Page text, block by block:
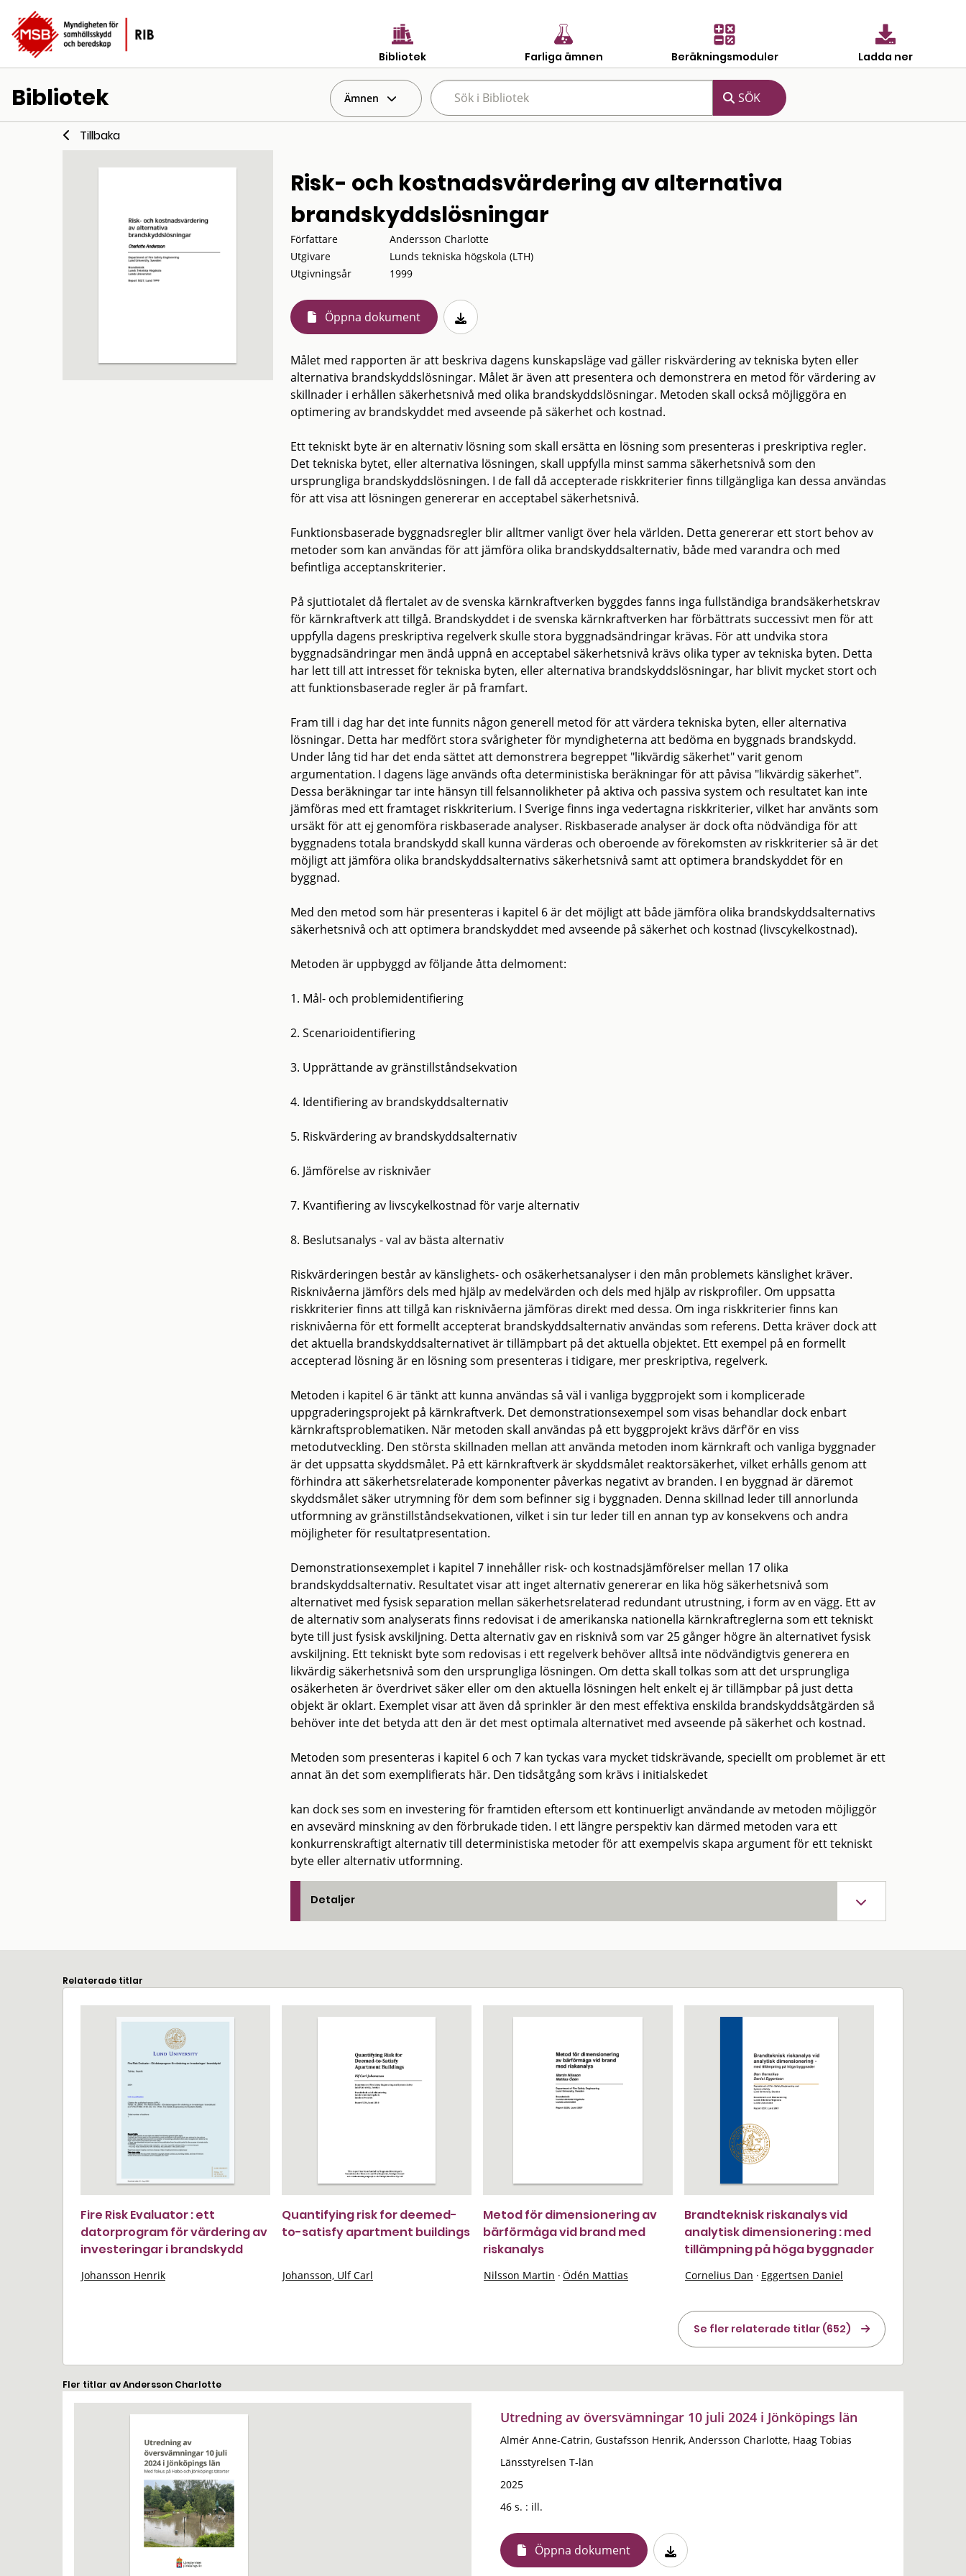
Bibliotek Farliga ämnen Beräkningsmoduler Ladda ner
Bibliotek Ämnen
Tillbaka
Risk- och kostnadsvärdering av alternativa
brandskyddslösningar
Författare
Andersson Charlotte
Utgivare
Lunds tekniska högskola (LTH)
Utgivningsår
1999
Öppna dokument
Målet med rapporten är att beskriva dagens kunskapsläge vad gäller riskvärdering av tekniska byten eller
alternativa brandskyddslösningar. Målet är även att presentera och demonstrera en metod för värdering av
skillnader i erhållen säkerhetsnivå med olika brandskyddslösningar. Metoden skall också möjliggöra en
optimering av brandskyddet med avseende på säkerhet och kostnad.
Ett tekniskt byte är en alternativ lösning som skall ersätta en lösning som presenteras i preskriptiva regler.
Det tekniska bytet, eller alternativa lösningen, skall uppfylla minst samma säkerhetsnivå som den
ursprungliga brandskyddslösningen. I de fall då accepterade riskkriterier finns tillgängliga kan dessa användas
för att visa att lösningen genererar en acceptabel säkerhetsnivå.
Funktionsbaserade byggnadsregler blir alltmer vanligt över hela världen. Detta genererar ett stort behov av
metoder som kan användas för att jämföra olika brandskyddsalternativ, både med varandra och med
befintliga acceptanskriterier.
På sjuttiotalet då flertalet av de svenska kärnkraftverken byggdes fanns inga fullständiga brandsäkerhetskrav
för kärnkraftverk att tillgå. Brandskyddet i de svenska kärnkraftverken har förbättrats successivt men för att
uppfylla dagens preskriptiva regelverk skulle stora byggnadsändringar krävas. För att undvika stora
byggnadsändringar men ändå uppnå en acceptabel säkerhetsnivå krävs olika typer av tekniska byten. Detta
har lett till att intresset för tekniska byten, eller alternativa brandskyddslösningar, har blivit mycket stort och
att funktionsbaserade regler är på framfart.
Fram till i dag har det inte funnits någon generell metod för att värdera tekniska byten, eller alternativa
lösningar. Detta har medfört stora svårigheter för myndigheterna att bedöma en byggnads brandskydd.
Under lång tid har det enda sättet att demonstrera begreppet "likvärdig säkerhet" varit genom
argumentation. I dagens läge används ofta deterministiska beräkningar för att påvisa "likvärdig säkerhet".
Dessa beräkningar tar inte hänsyn till felsannolikheter på aktiva och passiva system och resultatet kan inte
jämföras med ett framtaget riskkriterium. I Sverige finns inga vedertagna riskkriterier, vilket har använts som
ursäkt för att ej genomföra riskbaserade analyser. Riskbaserade analyser är dock ofta nödvändiga för att
byggnadens totala brandskydd skall kunna värderas och oberoende av förekomsten av riskkriterier så är det
möjligt att jämföra olika brandskyddsalternativs säkerhetsnivå samt att optimera brandskyddet för en
byggnad.
Med den metod som här presenteras i kapitel 6 är det möjligt att både jämföra olika brandskyddsalternativs
säkerhetsnivå och att optimera brandskyddet med avseende på säkerhet och kostnad (livscykelkostnad).
Metoden är uppbyggd av följande åtta delmoment:
1. Mål- och problemidentifiering
2. Scenarioidentifiering
3. Upprättande av gränstillståndsekvation
4. Identifiering av brandskyddsalternativ
5. Riskvärdering av brandskyddsalternativ
6. Jämförelse av risknivåer
7. Kvantifiering av livscykelkostnad för varje alternativ
8. Beslutsanalys - val av bästa alternativ
Riskvärderingen består av känslighets- och osäkerhetsanalyser i den mån problemets känslighet kräver.
Risknivåerna jämförs dels med hjälp av medelvärden och dels med hjälp av riskprofiler. Om uppsatta
riskkriterier finns att tillgå kan risknivåerna jämföras direkt med dessa. Om inga riskkriterier finns kan
risknivåerna för ett formellt accepterat brandskyddsalternativ användas som referens. Detta kräver dock att
det aktuella brandskyddsalternativet är tillämpbart på det aktuella objektet. Ett exempel på en formellt
accepterad lösning är en lösning som presenteras i tidigare, mer preskriptiva, regelverk.
Metoden i kapitel 6 är tänkt att kunna användas så väl i vanliga byggprojekt som i komplicerade
uppgraderingsprojekt på kärnkraftverk. Det demonstrationsexempel som visas behandlar dock enbart
kärnkraftsproblematiken. När metoden skall användas på ett byggprojekt krävs därf'ör en viss
metodutveckling. Den största skillnaden mellan att använda metoden inom kärnkraft och vanliga byggnader
är det uppsatta skyddsmålet. På ett kärnkraftverk är skyddsmålet reaktorsäkerhet, vilket erhålls genom att
förhindra att säkerhetsrelaterade komponenter påverkas negativt av branden. I en byggnad är däremot
skyddsmålet säker utrymning för dem som befinner sig i byggnaden. Denna skillnad leder till annorlunda
utformning av gränstillståndsekvationen, vilket i sin tur leder till en annan typ av konsekvens och andra
möjligheter för resultatpresentation.
Demonstrationsexemplet i kapitel 7 innehåller risk- och kostnadsjämförelser mellan 17 olika
brandskyddsalternativ. Resultatet visar att inget alternativ genererar en lika hög säkerhetsnivå som
alternativet med fysisk separation mellan säkerhetsrelaterad redundant utrustning, i form av en vägg. Ett av
de alternativ som analyserats finns redovisat i de amerikanska nationella kärnkraftreglerna som ett tekniskt
byte till just fysisk avskiljning. Detta alternativ gav en risknivå som var 25 gånger högre än alternativet fysisk
avskiljning. Ett tekniskt byte som redovisas i ett regelverk behöver alltså inte nödvändigtvis generera en
likvärdig säkerhetsnivå som den ursprungliga lösningen. Om detta skall tolkas som att det ursprungliga
osäkerheten är överdrivet säker eller om den aktuella lösningen helt enkelt ej är tillämpbar på just detta
objekt är oklart. Exemplet visar att även då sprinkler är den mest effektiva enskilda brandskyddsåtgärden så
behöver inte det betyda att den är det mest optimala alternativet med avseende på säkerhet och kostnad.
Metoden som presenteras i kapitel 6 och 7 kan tyckas vara mycket tidskrävande, speciellt om problemet är ett
annat än det som exemplifierats här. Den tidsåtgång som krävs i initialskedet
kan dock ses som en investering för framtiden eftersom ett kontinuerligt användande av metoden möjliggör
en avsevärd minskning av den förbrukade tiden. I ett längre perspektiv kan därmed metoden vara ett
konkurrenskraftigt alternativ till deterministiska metoder för att exempelvis skapa argument för ett tekniskt
byte eller alternativ utformning.
Detaljer
Relaterade titlar
Fire Risk Evaluator : ett
datorprogram för värdering av
investeringar i brandskydd
Johansson Henrik
Quantifying risk for deemed-
to-satisfy apartment buildings
Johansson, Ulf Carl
Metod för dimensionering av
bärförmåga vid brand med
riskanalys
Nilsson Martin · Ödén Mattias
Brandteknisk riskanalys vid
analytisk dimensionering : med
tillämpning på höga byggnader
Cornelius Dan · Eggertsen Daniel
Se fler relaterade titlar (652)
Fler titlar av Andersson Charlotte
Utredning av översvämningar 10 juli 2024 i Jönköpings län
Almér Anne-Catrin, Gustafsson Henrik, Andersson Charlotte, Haag Tobias
Länsstyrelsen T-län
2025
46 s. : ill.
Öppna dokument